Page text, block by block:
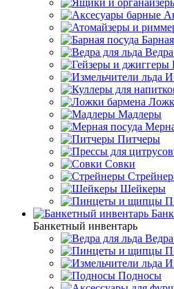
Мадлеры
Питчеры
Совки
Шейкеры
Банкетный инвентарь
Подносы